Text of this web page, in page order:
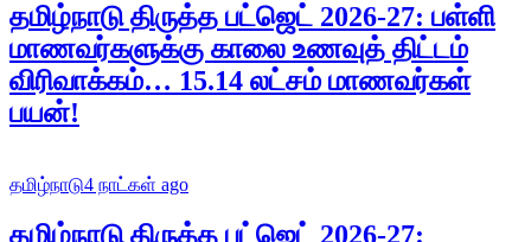
தமிழ்நாடு திருத்த பட்ஜெட் 2026-27: பள்ளி
மாணவர்களுக்கு காலை உணவுத் திட்டம்
விரிவாக்கம்… 15.14 லட்சம் மாணவர்கள்
பயன்!
தமிழ்நாடு4 நாட்கள் ago
தமிழ்நாடு திருத்த பட்ஜெட் 2026-27: